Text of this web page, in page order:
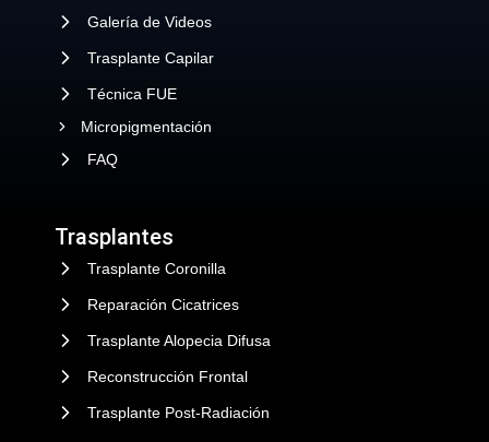
Galería de Videos
Trasplante Capilar
Técnica FUE
Micropigmentación
FAQ
Trasplantes
Trasplante Coronilla
Reparación Cicatrices
Trasplante Alopecia Difusa
Reconstrucción Frontal
Trasplante Post-Radiación